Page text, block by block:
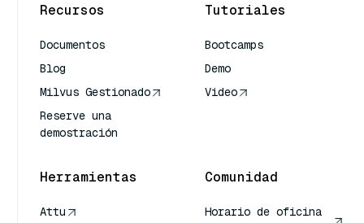
Recursos
Documentos
Blog
Milvus Gestionado
Reserve una
demostración
Tutoriales
Bootcamps
Demo
Video
Herramientas
Attu
Comunidad
Horario de oficina